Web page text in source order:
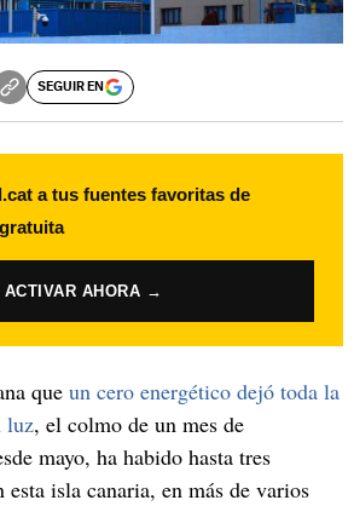
SEGUIR EN
a tus fuentes favoritas de
ACTIVAR AHORA →
que un cero energético dejó toda la
luz, el colmo de un mes de
mayo, ha habido hasta tres
esta isla canaria, en más de varios